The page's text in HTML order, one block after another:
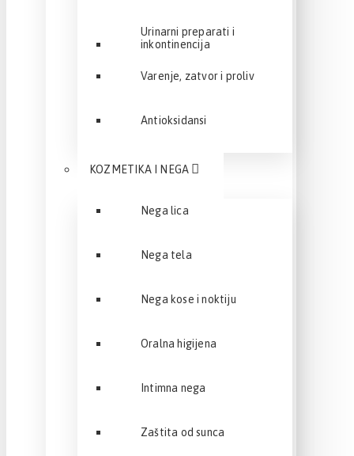
Urinarni preparati i
inkontinencija
Varenje, zatvor i proliv
Antioksidansi
KOZMETIKA I NEGA
Nega lica
Nega tela
Nega kose i noktiju
Oralna higijena
Intimna nega
Zaštita od sunca